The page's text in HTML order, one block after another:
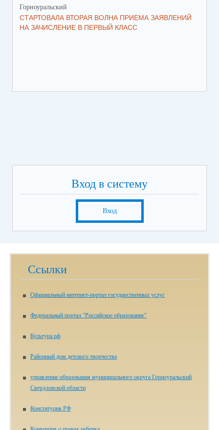
Горноуральский
СТАРТОВАЛА ВТОРАЯ ВОЛНА ПРИЕМА ЗАЯВЛЕНИЙ
НА ЗАЧИСЛЕНИЕ В ПЕРВЫЙ КЛАСС
Вход в систему
Вход
Ссылки
Официальный интернет-портал государственных услуг
Федеральный портал "Российское образование"
Культура.рф
Районный дом детского творчества
управление образования муниципального округа Горноуральский
Свердловской области
Конституция РФ